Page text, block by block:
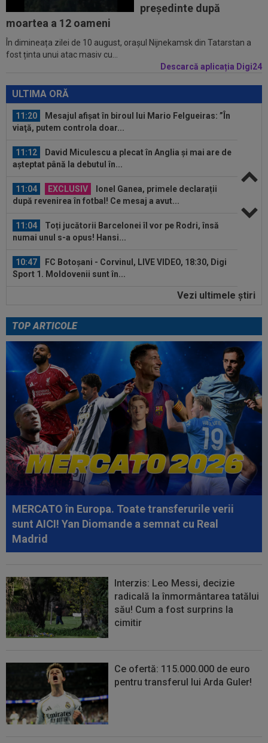
președinte după
moartea a 12 oameni
În dimineața zilei de 10 august, orașul Nijnekamsk din Tatarstan a
fost ținta unui atac masiv cu...
Descarcă aplicația Digi24
ULTIMA ORĂ
Arda Guler a spus ”DA” pentru transferul de la
Real Madrid! Salariu de 18...
11:40
Marius Șumudică NU a semnat cu CFR Cluj!
Varga, promisiune de 5 milioane de...
Pitești a pus "sare pe rană", după...
11:20
Mesajul afișat în biroul lui Mario Felgueiras: ”În
viaţă, putem controla doar...
11:12
David Miculescu a plecat în Anglia și mai are de
așteptat până la debutul în...
11:04 EXCLUSIV
Ionel Ganea, primele declarații
după revenirea în fotbal! Ce mesaj a avut...
11:04
Toți jucătorii Barcelonei îl vor pe Rodri, însă
numai unul s-a opus! Hansi...
10:47
FC Botoșani - Corvinul, LIVE VIDEO, 18:30, Digi
Sport 1. Moldovenii sunt în...
Arda Guler a spus ”DA” pentru transferul de la
11:40
Marius Șumudică NU a semnat cu CFR Cluj!
Varga, promisiune de 5 milioane de...
11:25
"Ce frumos arată clasamentul". Primarul din
Pitești a pus "sare pe rană", după...
11:20
Mesajul afișat în biroul lui Mario Felgueiras: ”În
viaţă, putem controla doar...
11:12
David Miculescu a plecat în Anglia și mai are de
așteptat până la debutul în...
11:04 EXCLUSIV
Ionel Ganea, primele declarații
după revenirea în fotbal! Ce mesaj a avut...
Vezi ultimele ştiri
TOP ARTICOLE
MERCATO în Europa. Toate transferurile verii
sunt AICI! Yan Diomande a semnat cu Real
Madrid
Interzis: Leo Messi, decizie
radicală la înmormântarea tatălui
său! Cum a fost surprins la
cimitir
Ce ofertă: 115.000.000 de euro
pentru transferul lui Arda Guler!